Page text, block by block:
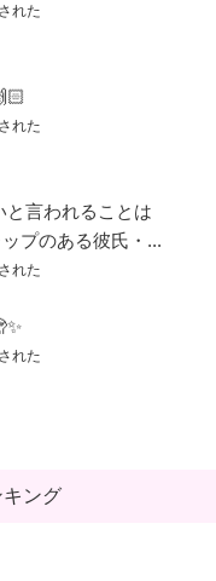
れた
れた
と言われることは
プのある彼氏・...
れた
れた
ング